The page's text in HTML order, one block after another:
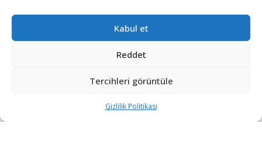
Kabul et
Reddet
Tercihleri görüntüle
Gizlilik Politikası